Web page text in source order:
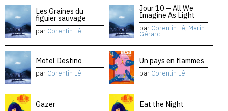
Les Graines du
figuier sauvage
par Corentin Lê
Jour 10 — All We
Imagine As Light
par Corentin Lê, Marin
Gérard
Motel Destino
par Corentin Lê
Un pays en flammes
par Corentin Lê
Gazer Eat the Night